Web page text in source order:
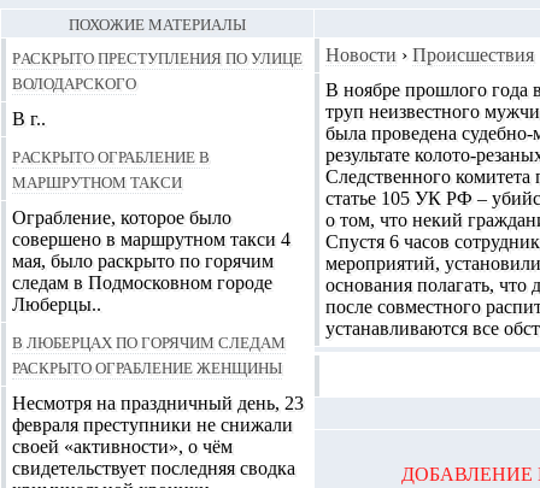
Новости › Происшествия
В ноябре прошлого года
труп неизвестного
была проведена судебно-
результате колото-
Следственного
статье 105 УК РФ –
о том, что некий
Спустя 6 часов
мероприятий,
основания полагать,
после совместного
устанавливаются все
ДОБАВЛЕНИЕ
ПОХОЖИЕ МАТЕРИАЛЫ
Раскрыто преступления по улице
Володарского
В г..
Раскрыто ограбление в
маршрутном такси
Ограбление, которое было
совершено в маршрутном такси 4
мая, было раскрыто по горячим
следам в Подмосковном городе
Люберцы..
В Люберцах по горячим следам
раскрыто ограбление женщины
Несмотря на праздничный день, 23
февраля преступники не снижали
своей «активности», о чём
свидетельствует последняя сводка